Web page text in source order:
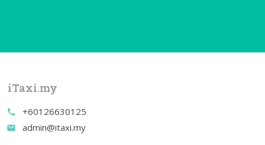
iTaxi.my
call +60126630125
email admin@itaxi.my